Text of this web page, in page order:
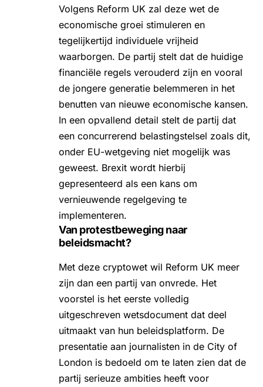
Volgens Reform UK zal deze wet de
economische groei stimuleren en
tegelijkertijd individuele vrijheid
waarborgen. De partij stelt dat de huidige
financiële regels verouderd zijn en vooral
de jongere generatie belemmeren in het
benutten van nieuwe economische kansen.
In een opvallend detail stelt de partij dat
een concurrerend belastingstelsel zoals dit,
onder EU-wetgeving niet mogelijk was
geweest. Brexit wordt hierbij
gepresenteerd als een kans om
vernieuwende regelgeving te
implementeren.
Van protestbeweging naar
beleidsmacht?
Met deze cryptowet wil Reform UK meer
zijn dan een partij van onvrede. Het
voorstel is het eerste volledig
uitgeschreven wetsdocument dat deel
uitmaakt van hun beleidsplatform. De
presentatie aan journalisten in de City of
London is bedoeld om te laten zien dat de
partij serieuze ambities heeft voor